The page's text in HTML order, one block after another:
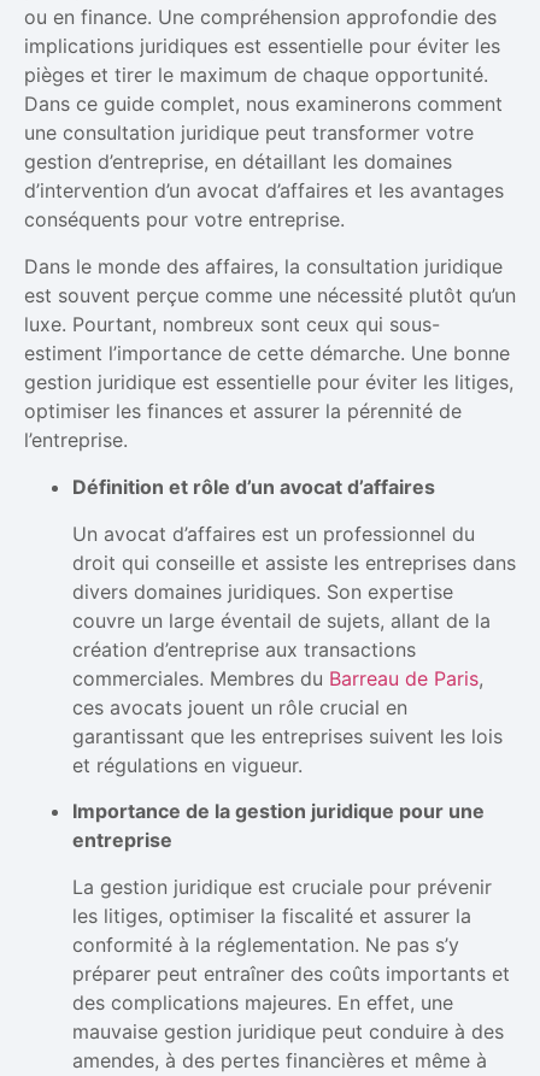
ou en finance. Une compréhension approfondie des
implications juridiques est essentielle pour éviter les
pièges et tirer le maximum de chaque opportunité.
Dans ce guide complet, nous examinerons comment
une consultation juridique peut transformer votre
gestion d’entreprise, en détaillant les domaines
d’intervention d’un avocat d’affaires et les avantages
conséquents pour votre entreprise.
Dans le monde des affaires, la consultation juridique
est souvent perçue comme une nécessité plutôt qu’un
luxe. Pourtant, nombreux sont ceux qui sous-
estiment l’importance de cette démarche. Une bonne
gestion juridique est essentielle pour éviter les litiges,
optimiser les finances et assurer la pérennité de
l’entreprise.
Définition et rôle d’un avocat d’affaires
Un avocat d’affaires est un professionnel du
droit qui conseille et assiste les entreprises dans
divers domaines juridiques. Son expertise
couvre un large éventail de sujets, allant de la
création d’entreprise aux transactions
commerciales. Membres du Barreau de Paris,
ces avocats jouent un rôle crucial en
garantissant que les entreprises suivent les lois
et régulations en vigueur.
Importance de la gestion juridique pour une
entreprise
La gestion juridique est cruciale pour prévenir
les litiges, optimiser la fiscalité et assurer la
conformité à la réglementation. Ne pas s’y
préparer peut entraîner des coûts importants et
des complications majeures. En effet, une
mauvaise gestion juridique peut conduire à des
amendes, à des pertes financières et même à